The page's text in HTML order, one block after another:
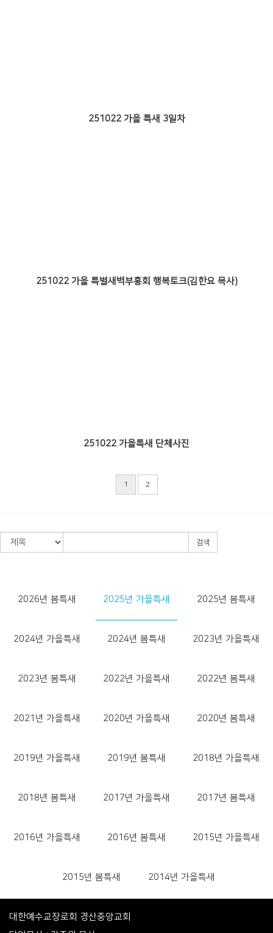
251022 가을 특새 3일차
251022 가을 특별새벽부흥회 행복토크(김한요 목사)
251022 가을특새 단체사진
1 2
검색
2026년 봄특새 2025년 가을특새 2025년 봄특새
2024년 가을특새 2024년 봄특새 2023년 가을특새
2023년 봄특새 2022년 가을특새 2022년 봄특새
2021년 가을특새 2020년 가을특새 2020년 봄특새
2019년 가을특새 2019년 봄특새 2018년 가을특새
2018년 봄특새 2017년 가을특새 2017년 봄특새
2016년 가을특새 2016년 봄특새 2015년 가을특새
2015년 봄특새 2014년 가을특새
대한예수교장로회 경산중앙교회